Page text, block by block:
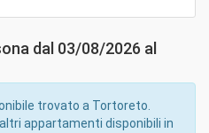
dal 03/08/2026 al
trovato a Tortoreto.
appartamenti disponibili in